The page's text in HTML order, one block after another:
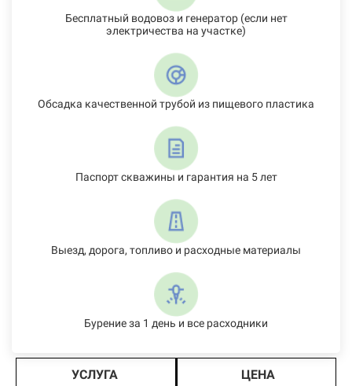
Бесплатный водовоз и генератор (если нет
электричества на участке)
Обсадка качественной трубой из пищевого пластика
Паспорт скважины и гарантия на 5 лет
Выезд, дорога, топливо и расходные материалы
Бурение за 1 день и все расходники
УСЛУГА ЦЕНА